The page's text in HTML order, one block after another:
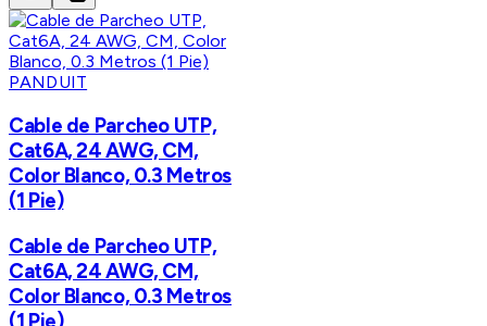
PANDUIT
Cable de Parcheo UTP,
Cat6A, 24 AWG, CM,
Color Blanco, 0.3 Metros
(1 Pie)
Cable de Parcheo UTP,
Cat6A, 24 AWG, CM,
Color Blanco, 0.3 Metros
(1 Pie)